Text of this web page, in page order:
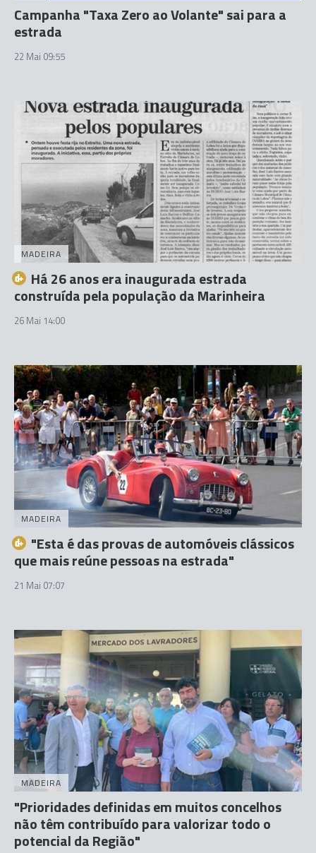
Campanha "Taxa Zero ao Volante" sai para a
estrada
22 Mai 09:55
MADEIRA
Há 26 anos era inaugurada estrada
construída pela população da Marinheira
26 Mai 14:00
MADEIRA
"Esta é das provas de automóveis clássicos
que mais reúne pessoas na estrada"
21 Mai 07:07
MADEIRA
"Prioridades definidas em muitos concelhos
não têm contribuído para valorizar todo o
potencial da Região"